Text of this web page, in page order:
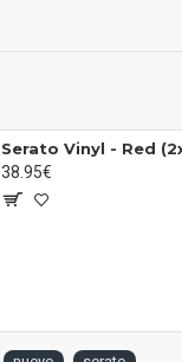
Serato Vinyl - Red
38.95€